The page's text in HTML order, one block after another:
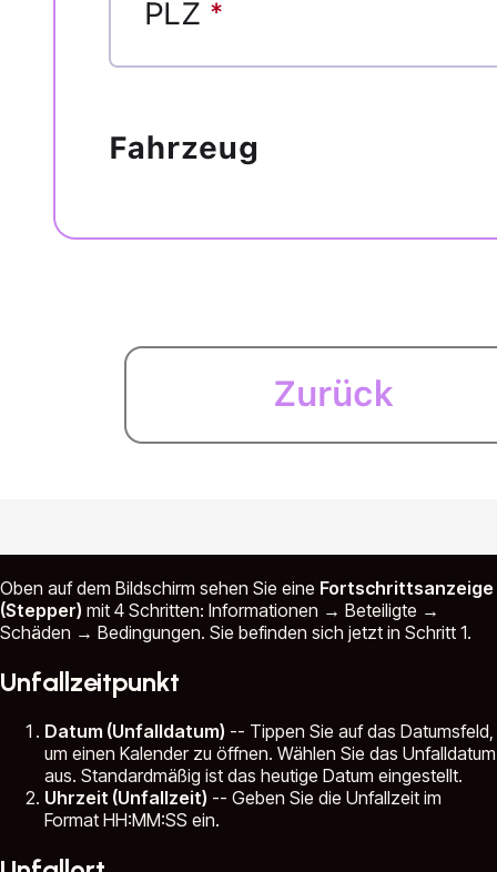
Oben auf dem Bildschirm sehen Sie eine Fortschrittsanzeige
(Stepper) mit 4 Schritten: Informationen → Beteiligte →
Schäden → Bedingungen. Sie befinden sich jetzt in Schritt 1.
Unfallzeitpunkt
Datum (Unfalldatum) -- Tippen Sie auf das Datumsfeld,
um einen Kalender zu öffnen. Wählen Sie das Unfalldatum
aus. Standardmäßig ist das heutige Datum eingestellt.
Uhrzeit (Unfallzeit) -- Geben Sie die Unfallzeit im
Format HH:MM:SS ein.